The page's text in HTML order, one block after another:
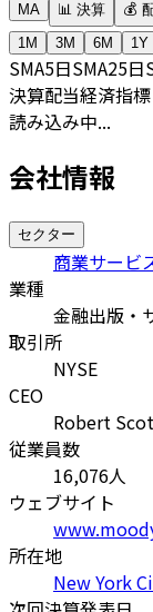
MA 📊 決算 💰
1M
3M 6M 1Y
SMA5日SMA25日
決算配当経済指標
読み込み中...
会社情報
セクター
商業サービ
業種
金融出版・
取引所
NYSE
CEO
Robert
従業員数
16,076人
ウェブサイト
所在地
New York